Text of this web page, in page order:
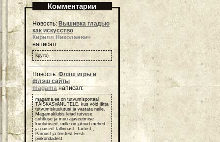
Комментарии
Новость: Вышивка гладью
как искусство
Кирилл Николаевич
написал:
Круто)
Новость:Флэш игры и
флэш сайты
magamaнаписал:
magama.ee on tutvumisportaal
TÄISKASVANUTELE, kus võid jätta
tutvumiskuulutusi ja vastata neile.
Magamaklubis leiad tutvuse,
suhtluse ja muu ajaveetmise
kuulutused, mille on jätnud mehed
ja naised Tallinnast, Tartust ,
Pärnust ja teistest Eesti
piirkondadest.